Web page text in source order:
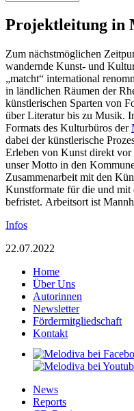
Projektleitung in
Zum nächstmöglichen
wandernde Kunst- und
„matcht“ international
in ländlichen Räumen der
künstlerischen Sparten von
über Literatur bis zu Musik.
Formats des Kulturbüros der
dabei der künstlerische
Erleben von Kunst direkt vor
unser Motto in den
Zusammenarbeit mit den
Kunstformate für die und mit
befristet. Arbeitsort ist
Infos
22.07.2022
Home
Über Uns
Autorinnen
Newsletter
Fördermitgliedschaft
Kontakt
News
Reports